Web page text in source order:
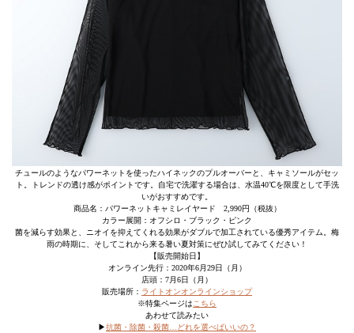
チュールのようなパワーネットを使ったハイネックのプルオーバーと、キャミソールがセッ
ト。トレンドの透け感がポイントです。自宅で洗濯する場合は、水温40℃を限度として手洗
いがおすすめです。
商品名：パワーネットキャミレイヤード 2,990円（税抜）
カラー展開：オフシロ・ブラック・ピンク
菌を減らす効果と、ニオイを抑えてくれる効果がダブルで加工されている優秀アイテム。梅
雨の時期に、そしてこれから来る暑い夏対策にぜひ試してみてください！
【販売開始日】
オンライン先行：2020年6月29日（月）
店頭：7月6日（月）
販売場所： ライトオンオンラインショップ
※特集ページは こちら
あわせて読みたい
▶抗菌・除菌・殺菌…どれを選べばいいの？